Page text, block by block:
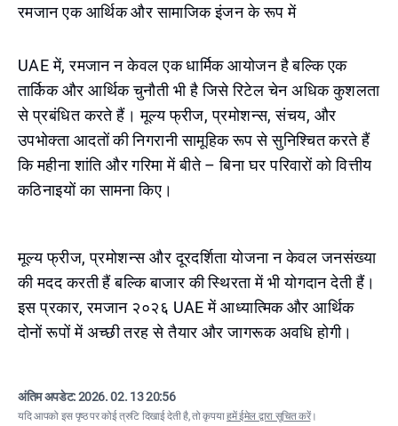
रमजान एक आर्थिक और सामाजिक इंजन के रूप में
UAE में, रमजान न केवल एक धार्मिक आयोजन है बल्कि एक
तार्किक और आर्थिक चुनौती भी है जिसे रिटेल चेन अधिक कुशलता
से प्रबंधित करते हैं। मूल्य फ्रीज, प्रमोशन्स, संचय, और
उपभोक्ता आदतों की निगरानी सामूहिक रूप से सुनिश्चित करते हैं
कि महीना शांति और गरिमा में बीते – बिना घर परिवारों को वित्तीय
कठिनाइयों का सामना किए।
मूल्य फ्रीज, प्रमोशन्स और दूरदर्शिता योजना न केवल जनसंख्या
की मदद करती हैं बल्कि बाजार की स्थिरता में भी योगदान देती हैं।
इस प्रकार, रमजान २०२६ UAE में आध्यात्मिक और आर्थिक
दोनों रूपों में अच्छी तरह से तैयार और जागरूक अवधि होगी।
अंतिम अपडेट:2026. 02. 13 20:56
यदि आपको इस पृष्ठ पर कोई त्रुटि दिखाई देती है, तो कृपयाहमें ईमेल द्वारा सूचित करें।